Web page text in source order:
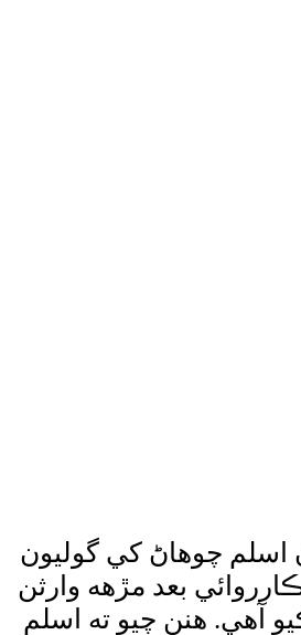
اسلم چوهاڻ کي گوليون
بعد مڙهه وارثن
آهي. هنن چيو ته اسلم